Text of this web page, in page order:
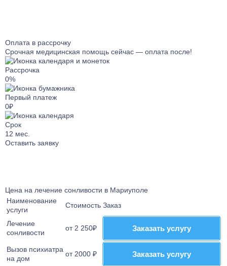
Лечение анорексии
Лечение игромании
Лечение паранойи
Лечение ОКР
Лечение созависимости
Лечение астении
Лечение истерических расстройств
Лечение тревожного расстройства
Лечение фантомных болей
Лечение аффективного расстройства
Оплата в рассрочку
Срочная медицинская помощь сейчас — оплата после!
Рассрочка
0%
Первый платеж
0₽
Срок
12 мес.
Оставить заявку
Цена на лечение сонливости в Мариуполе
Наименование
услуги
Стоимость Заказ
Лечение
сонливости
от 2 250₽ Заказать услугу
Заказать услугу
Вызов психиатра
на дом
от 2000 ₽ Заказать услугу
Заказать услугу